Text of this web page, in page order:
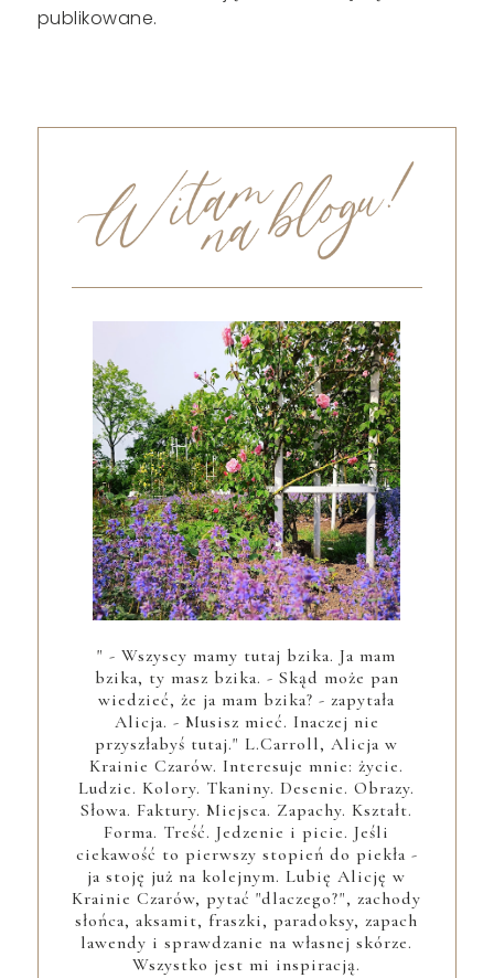
publikowane.
" - Wszyscy mamy tutaj bzika. Ja mam
bzika, ty masz bzika. - Skąd może pan
wiedzieć, że ja mam bzika? - zapytała
Alicja. - Musisz mieć. Inaczej nie
przyszłabyś tutaj." L.Carroll, Alicja w
Krainie Czarów. Interesuje mnie: życie.
Ludzie. Kolory. Tkaniny. Desenie. Obrazy.
Słowa. Faktury. Miejsca. Zapachy. Kształt.
Forma. Treść. Jedzenie i picie. Jeśli
ciekawość to pierwszy stopień do piekła -
ja stoję już na kolejnym. Lubię Alicję w
Krainie Czarów, pytać "dlaczego?", zachody
słońca, aksamit, fraszki, paradoksy, zapach
lawendy i sprawdzanie na własnej skórze.
Wszystko jest mi inspiracją.